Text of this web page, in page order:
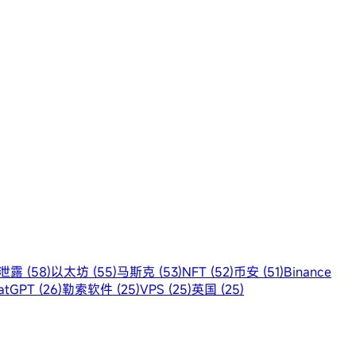
露 (58)以太坊 (55)马斯克 (53)NFT (52)币安 (51)Binance
(26)勒索软件 (25)VPS (25)英国 (25)